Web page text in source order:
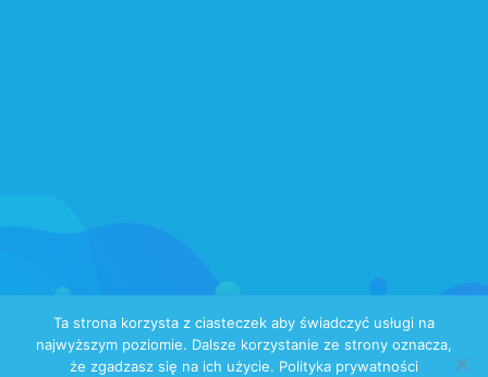
Projekt i realizacja:kaminski-design.pl
© Biuromoje.pl 2022 | All Right Reserved |
Ta strona korzysta z ciasteczek aby świadczyć usługi na
najwyższym poziomie. Dalsze korzystanie ze strony oznacza,
że zgadzasz się na ich użycie. Polityka prywatności